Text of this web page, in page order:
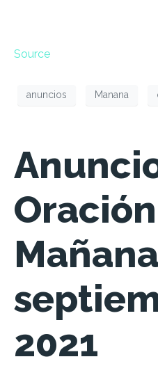
Source
anuncios Manana
2021